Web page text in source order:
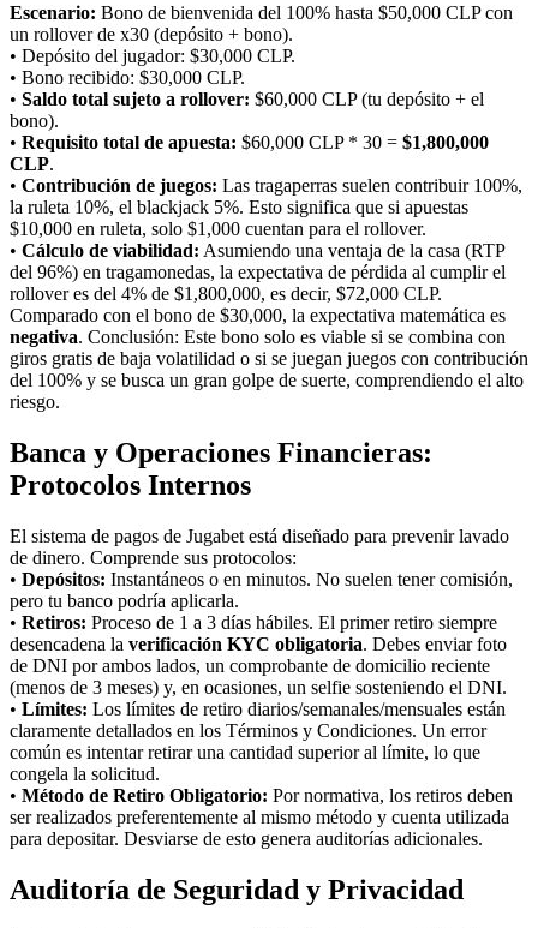
Escenario: Bono de bienvenida del 100% hasta $50,000 CLP con
un rollover de x30 (depósito + bono).
• Depósito del jugador: $30,000 CLP.
• Bono recibido: $30,000 CLP.
• Saldo total sujeto a rollover: $60,000 CLP (tu depósito + el
bono).
• Requisito total de apuesta: $60,000 CLP * 30 = $1,800,000
CLP.
• Contribución de juegos: Las tragaperras suelen contribuir 100%,
la ruleta 10%, el blackjack 5%. Esto significa que si apuestas
$10,000 en ruleta, solo $1,000 cuentan para el rollover.
• Cálculo de viabilidad: Asumiendo una ventaja de la casa (RTP
del 96%) en tragamonedas, la expectativa de pérdida al cumplir el
rollover es del 4% de $1,800,000, es decir, $72,000 CLP.
Comparado con el bono de $30,000, la expectativa matemática es
negativa. Conclusión: Este bono solo es viable si se combina con
giros gratis de baja volatilidad o si se juegan juegos con contribución
del 100% y se busca un gran golpe de suerte, comprendiendo el alto
riesgo.
Banca y Operaciones Financieras:
Protocolos Internos
El sistema de pagos de Jugabet está diseñado para prevenir lavado
de dinero. Comprende sus protocolos:
• Depósitos: Instantáneos o en minutos. No suelen tener comisión,
pero tu banco podría aplicarla.
• Retiros: Proceso de 1 a 3 días hábiles. El primer retiro siempre
desencadena la verificación KYC obligatoria. Debes enviar foto
de DNI por ambos lados, un comprobante de domicilio reciente
(menos de 3 meses) y, en ocasiones, un selfie sosteniendo el DNI.
• Límites: Los límites de retiro diarios/semanales/mensuales están
claramente detallados en los Términos y Condiciones. Un error
común es intentar retirar una cantidad superior al límite, lo que
congela la solicitud.
• Método de Retiro Obligatorio: Por normativa, los retiros deben
ser realizados preferentemente al mismo método y cuenta utilizada
para depositar. Desviarse de esto genera auditorías adicionales.
Auditoría de Seguridad y Privacidad